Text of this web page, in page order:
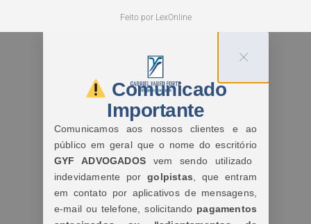
Feito por LexOnline
Comunicado
Importante
Comunicamos aos nossos clientes e ao
público em geral que o nome do escritório
GYF ADVOGADOS vem sendo utilizado
indevidamente por golpistas , que entram
em contato por aplicativos de mensagens,
e-mail ou telefone, solicitando pagamentos